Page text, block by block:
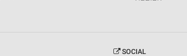
SOCIAL